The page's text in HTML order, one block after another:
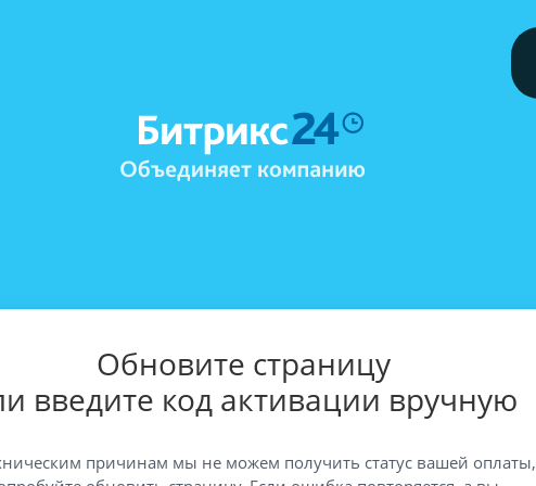
Обновите страницу
введите код активации вручную
причинам мы не можем получить статус вашей оплаты,